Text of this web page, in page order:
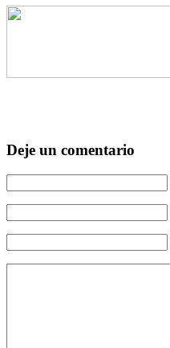
Deje un comentario